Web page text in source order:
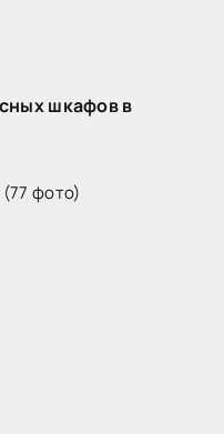
шкафов в